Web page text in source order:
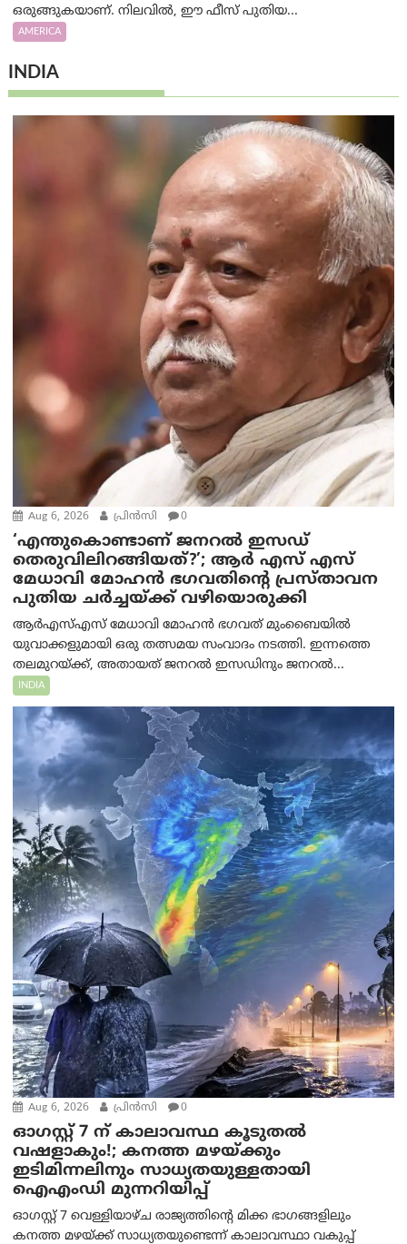
ഒരുങ്ങുകയാണ്. നിലവിൽ, ഈ ഫീസ് പുതിയ...
AMERICA
INDIA
Aug 6, 2026 പ്രിന്‍സി 0
‘എന്തുകൊണ്ടാണ് ജനറൽ ഇസഡ്
തെരുവിലിറങ്ങിയത്?’; ആര്‍ എസ് എസ്
മേധാവി മോഹൻ ഭഗവതിന്റെ പ്രസ്താവന
പുതിയ ചര്‍ച്ചയ്ക്ക് വഴിയൊരുക്കി
ആർ‌എസ്‌എസ് മേധാവി മോഹൻ ഭഗവത് മുംബൈയിൽ
യുവാക്കളുമായി ഒരു തത്സമയ സംവാദം നടത്തി. ഇന്നത്തെ
തലമുറയ്ക്ക്, അതായത് ജനറൽ ഇസഡിനും ജനറൽ...
INDIA
Aug 6, 2026 പ്രിന്‍സി 0
ഓഗസ്റ്റ് 7 ന് കാലാവസ്ഥ കൂടുതൽ
വഷളാകും!; കനത്ത മഴയ്ക്കും
ഇടിമിന്നലിനും സാധ്യതയുള്ളതായി
ഐഎംഡി മുന്നറിയിപ്പ്
ഓഗസ്റ്റ് 7 വെള്ളിയാഴ്ച രാജ്യത്തിന്റെ മിക്ക ഭാഗങ്ങളിലും
കനത്ത മഴയ്ക്ക് സാധ്യതയുണ്ടെന്ന് കാലാവസ്ഥാ വകുപ്പ്